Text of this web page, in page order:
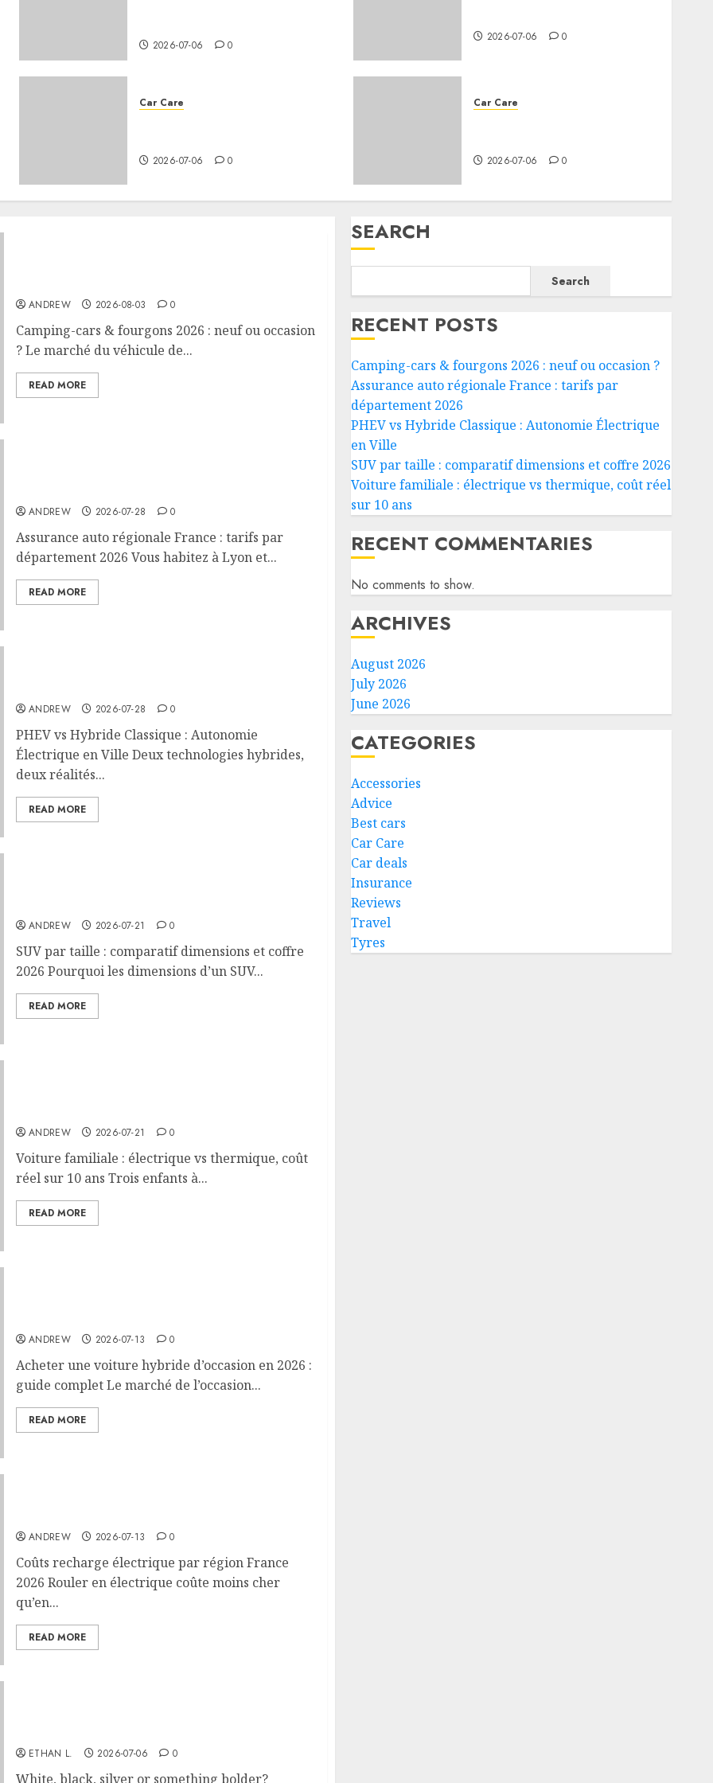
2026-07-06 0
2026-07-06 0
Car Care
2026-07-06 0
Car Care
2026-07-06 0
ANDREW 2026-08-03 0
Camping-cars & fourgons 2026 : neuf ou occasion
? Le marché du véhicule de...
READ MORE
ANDREW 2026-07-28 0
Assurance auto régionale France : tarifs par
département 2026 Vous habitez à Lyon et...
READ MORE
ANDREW 2026-07-28 0
PHEV vs Hybride Classique : Autonomie
Électrique en Ville Deux technologies hybrides,
deux réalités...
READ MORE
ANDREW 2026-07-21 0
SUV par taille : comparatif dimensions et coffre
2026 Pourquoi les dimensions d’un SUV...
READ MORE
ANDREW 2026-07-21 0
Voiture familiale : électrique vs thermique, coût
réel sur 10 ans Trois enfants à...
READ MORE
ANDREW 2026-07-13 0
Acheter une voiture hybride d’occasion en 2026 :
guide complet Le marché de l’occasion...
READ MORE
ANDREW 2026-07-13 0
Coûts recharge électrique par région France
2026 Rouler en électrique coûte moins cher
qu’en...
READ MORE
ETHAN L. 2026-07-06 0
White, black, silver or something bolder?
SEARCH
Search
RECENT POSTS
Camping-cars & fourgons 2026 : neuf ou occasion ?
Assurance auto régionale France : tarifs par
département 2026
PHEV vs Hybride Classique : Autonomie Électrique
en Ville
SUV par taille : comparatif dimensions et coffre 2026
Voiture familiale : électrique vs thermique, coût réel
sur 10 ans
RECENT COMMENTARIES
No comments to show.
ARCHIVES
August 2026
July 2026
June 2026
CATEGORIES
Accessories
Advice
Best cars
Car Care
Car deals
Insurance
Reviews
Travel
Tyres